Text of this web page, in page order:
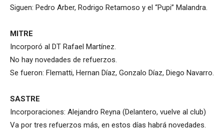
Siguen: Pedro Arber, Rodrigo Retamoso y el “Pupi” Malandra.
MITRE
Incorporó al DT Rafael Martínez.
No hay novedades de refuerzos.
Se fueron: Flematti, Hernan Díaz, Gonzalo Díaz, Diego Navarro.
SASTRE
Incorporaciones: Alejandro Reyna (Delantero, vuelve al club)
Va por tres refuerzos más, en estos días habrá novedades.